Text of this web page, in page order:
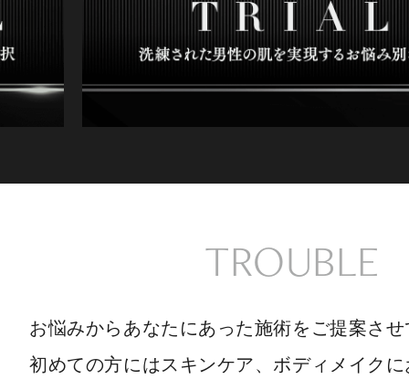
TROUBLE
お悩みからあなたにあった施術をご提案さ
初めての方にはスキンケア、ボディメイク